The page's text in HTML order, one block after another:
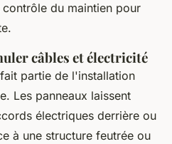
du maintien pour
câbles et électricité
partie de l'installation
Les panneaux laissent
électriques derrière ou
à une structure feutrée ou